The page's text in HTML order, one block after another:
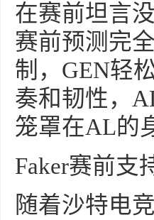
在赛前坦言
赛前预测完
制，GEN轻
奏和韧性，
笼罩在AL的
Faker赛前支
随着沙特电